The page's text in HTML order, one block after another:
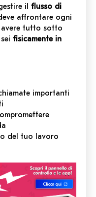
il flusso di
affrontare ogni
tutto sotto
fisicamente in
importanti
del tuo lavoro